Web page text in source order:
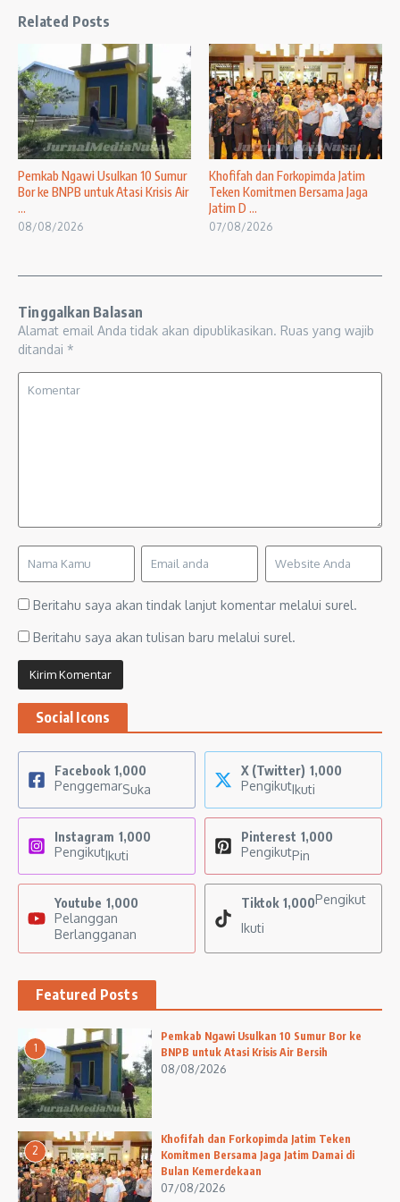
Related Posts
Pemkab Ngawi Usulkan 10 Sumur
Bor ke BNPB untuk Atasi Krisis Air
...
08/08/2026
Khofifah dan Forkopimda Jatim
Teken Komitmen Bersama Jaga
Jatim D ...
07/08/2026
Tinggalkan Balasan
Alamat email Anda tidak akan dipublikasikan. Ruas yang wajib
ditandai *
Beritahu saya akan tindak lanjut komentar melalui surel.
Beritahu saya akan tulisan baru melalui surel.
Social Icons
Facebook 1,000
PenggemarSuka
X (Twitter) 1,000
PengikutIkuti
Instagram 1,000
PengikutIkuti
Pinterest 1,000
PengikutPin
Youtube 1,000
Pelanggan
Berlangganan
Tiktok 1,000Pengikut
Ikuti
Featured Posts
1
Pemkab Ngawi Usulkan 10 Sumur Bor ke
BNPB untuk Atasi Krisis Air Bersih
08/08/2026
2
Khofifah dan Forkopimda Jatim Teken
Komitmen Bersama Jaga Jatim Damai di
Bulan Kemerdekaan
07/08/2026